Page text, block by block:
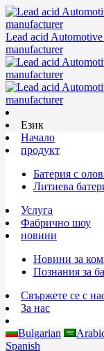
Lead acid
manufacturer
Език
Начало
продукт
Батерия с
Литиева
Услуга
Фабрично шоу
новини
Новини за
Познания за
Свържете се с
За нас
Bulgarian
Spanish